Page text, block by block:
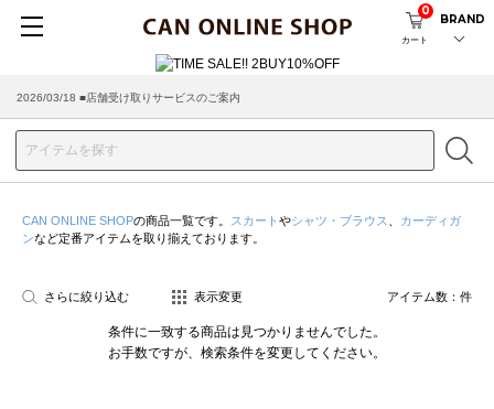
カート
0
BRAND
2026/03/18 ■店舗受け取りサービスのご案内
CAN ONLINE SHOPの商品一覧です。 スカート やシャツ・ブラウス
カーディガ
ンなど定番アイテムを取り揃えております。
さらに絞り込む 表示変更 アイテム数： 件
条件に一致する商品は見つかりませんでした。
お手数ですが、検索条件を変更してください。